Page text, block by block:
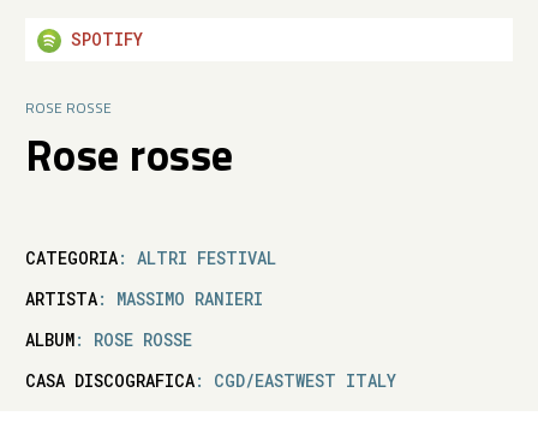
SPOTIFY
ROSE ROSSE
Rose rosse
CATEGORIA: ALTRI FESTIVAL
ARTISTA: MASSIMO RANIERI
ALBUM: ROSE ROSSE
CASA DISCOGRAFICA: CGD/EASTWEST ITALY